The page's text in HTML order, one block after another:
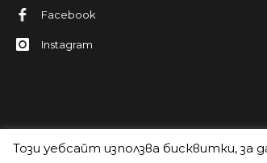
Facebook
Instagram
Този уебсайт използва бисквитки,